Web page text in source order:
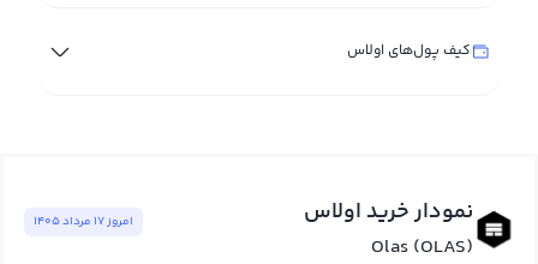
کیف پول‌های اولاس
نمودار خرید اولاس
Olas (OLAS)
امروز ١٧ مرداد ١٤٠٥